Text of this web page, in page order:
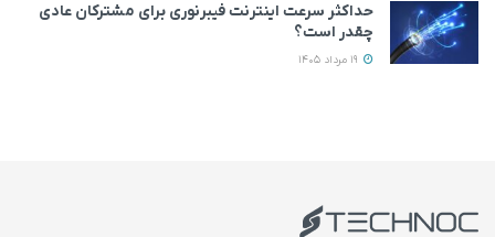
حداکثر سرعت اینترنت فیبرنوری برای مشترکان عادی
چقدر است؟